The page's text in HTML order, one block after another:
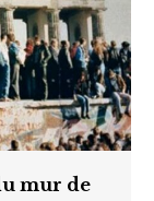
mur de